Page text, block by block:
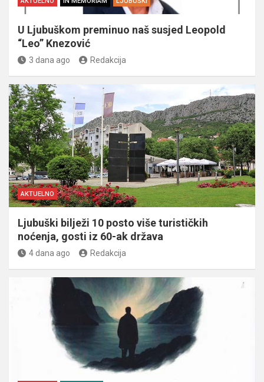
U Ljubuškom preminuo naš susjed Leopold
“Leo” Knezović
3 dana ago Redakcija
AKTUELNO
Ljubuški bilježi 10 posto više turističkih
noćenja, gosti iz 60-ak država
4 dana ago Redakcija